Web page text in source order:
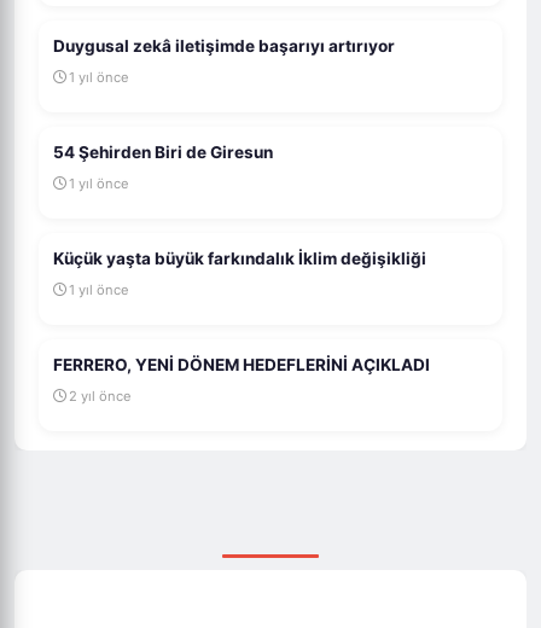
Duygusal zekâ iletişimde başarıyı artırıyor
1 yıl önce
54 Şehirden Biri de Giresun
1 yıl önce
Küçük yaşta büyük farkındalık İklim değişikliği
1 yıl önce
FERRERO, YENİ DÖNEM HEDEFLERİNİ AÇIKLADI
2 yıl önce